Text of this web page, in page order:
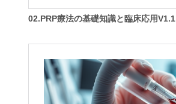
02.PRP療法の基礎知識と臨床応用V1.1